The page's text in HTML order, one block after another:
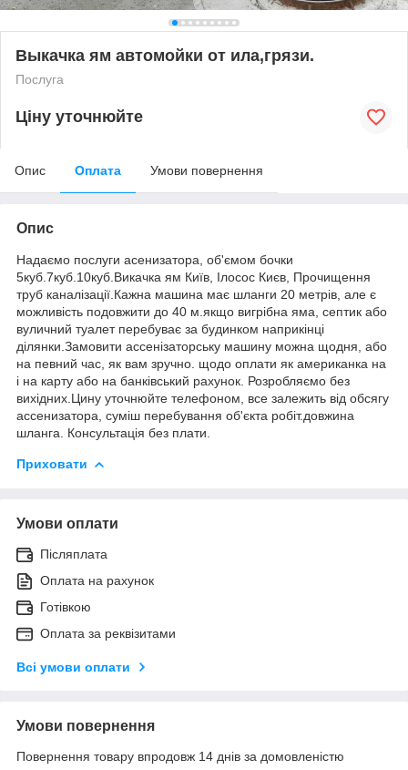
Выкачка ям автомойки от ила,грязи.
Послуга
Ціну уточнюйте
Опис Оплата Умови повернення
Опис
Надаємо послуги асенизатора, об'ємом бочки
5куб.7куб.10куб.Викачка ям Київ, Ілосос Києв, Прочищення
труб каналізації.Кажна машина має шланги 20 метрів, але є
можливість подовжити до 40 м.якщо вигрібна яма, септик або
вуличний туалет перебуває за будинком наприкінці
ділянки.Замовити ассенізаторську машину можна щодня, або
на певний час, як вам зручно. щодо оплати як американка на
і на карту або на банківський рахунок. Розробляємо без
вихідних.Цину уточнюйте телефоном, все залежить від обсягу
ассенизатора, суміш перебування об'єкта робіт.довжина
шланга. Консультація без плати.
Приховати
Умови оплати
Післяплата
Оплата на рахунок
Готівкою
Оплата за реквізитами
Всі умови оплати
Умови повернення
Повернення товару впродовж 14 днів за домовленістю